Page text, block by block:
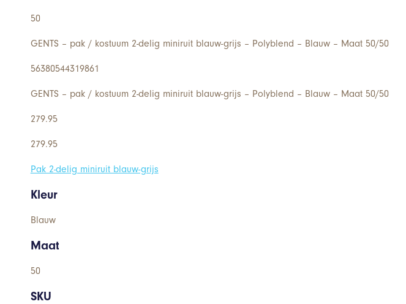
50
GENTS – pak / kostuum 2-delig miniruit blauw-grijs – Polyblend – Blauw – Maat 50/50
56380544319861
GENTS – pak / kostuum 2-delig miniruit blauw-grijs – Polyblend – Blauw – Maat 50/50
279.95
279.95
Pak 2-delig miniruit blauw-grijs
Kleur
Blauw
Maat
50
SKU